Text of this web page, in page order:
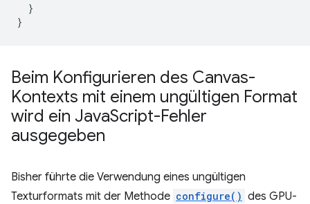
}
}
Beim Konfigurieren des Canvas-
Kontexts mit einem ungültigen Format
wird ein JavaScript-Fehler
ausgegeben
Bisher führte die Verwendung eines ungültigen
Texturformats mit der Methode configure() des GPU-